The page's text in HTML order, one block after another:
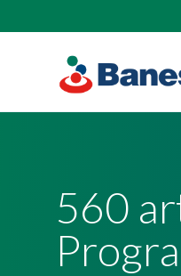
content
560